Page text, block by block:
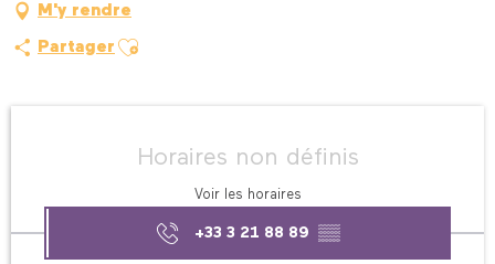
M'y rendre
Partager Ajouter aux favoris
Horaires non définis
Voir les horaires
+33 3 21 88 89 ▒▒